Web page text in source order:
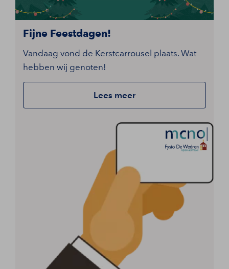
Fijne Feestdagen!
Vandaag vond de Kerstcarrousel plaats. Wat
hebben wij genoten!
Lees meer